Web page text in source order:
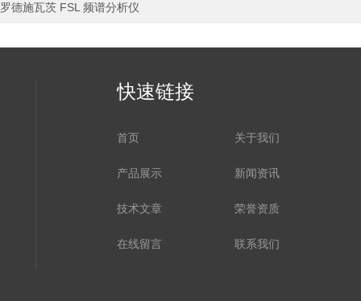
罗德施瓦茨 FSL 频谱分析仪
快速链接
首页 关于我们
产品展示 新闻资讯
技术文章 荣誉资质
在线留言 联系我们